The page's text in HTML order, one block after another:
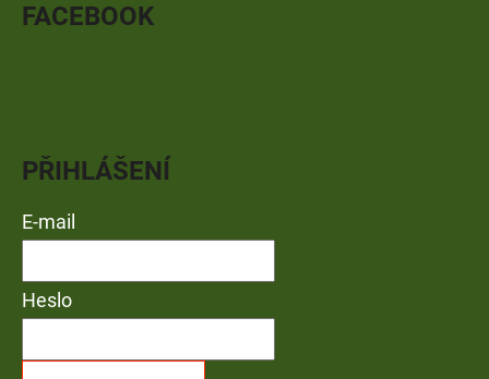
FACEBOOK
PŘIHLÁŠENÍ
E-mail
Heslo